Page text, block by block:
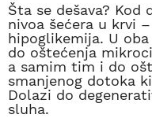
Šta se dešava? Kod
nivoa šećera u krvi
hipoglikemija. U
do oštećenja
a samim tim i do
smanjenog dotoka
Dolazi do
sluha.